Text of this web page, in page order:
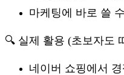
마케팅에 바로 쓸
🔍 실제 활용 (초보자도
네이버 쇼핑에서